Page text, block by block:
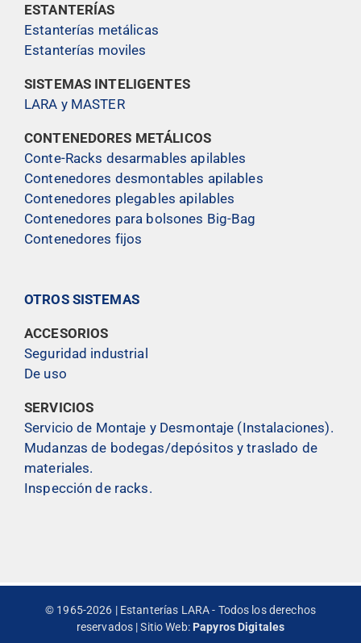
ESTANTERÍAS
Estanterías metálicas
Estanterías moviles
SISTEMAS INTELIGENTES
LARA y MASTER
CONTENEDORES METÁLICOS
Conte-Racks desarmables apilables
Contenedores desmontables apilables
Contenedores plegables apilables
Contenedores para bolsones Big-Bag
Contenedores fijos
OTROS SISTEMAS
ACCESORIOS
Seguridad industrial
De uso
SERVICIOS
Servicio de Montaje y Desmontaje (Instalaciones).
Mudanzas de bodegas/depósitos y traslado de
materiales.
Inspección de racks.
© 1965-2026 | Estanterías LARA - Todos los derechos
reservados | Sitio Web: Papyros Digitales